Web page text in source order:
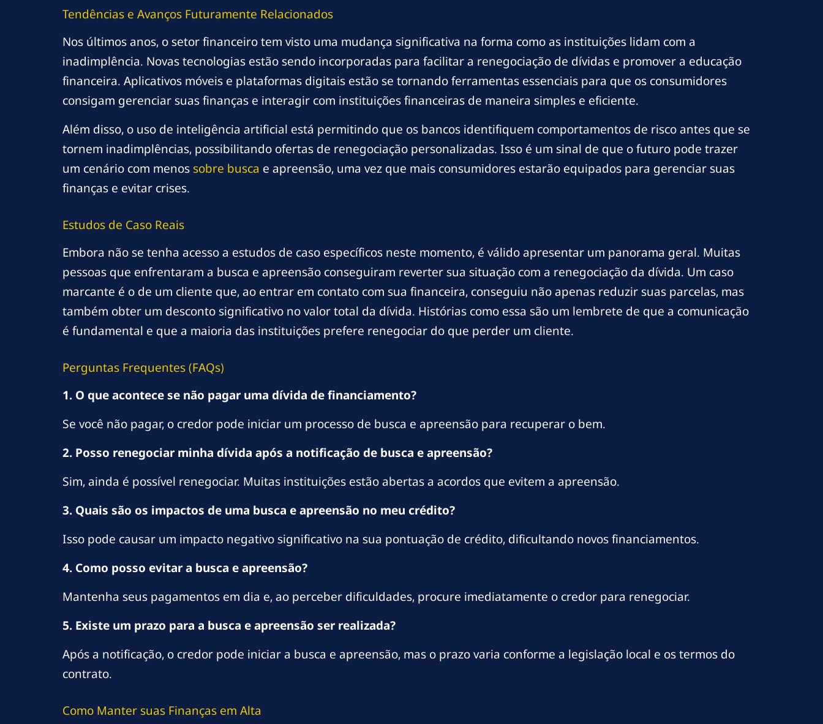
Tendências e Avanços Futuramente Relacionados
Nos últimos anos, o setor financeiro tem visto uma mudança significativa na forma como as instituições lidam com a
inadimplência. Novas tecnologias estão sendo incorporadas para facilitar a renegociação de dívidas e promover a educação
financeira. Aplicativos móveis e plataformas digitais estão se tornando ferramentas essenciais para que os consumidores
consigam gerenciar suas finanças e interagir com instituições financeiras de maneira simples e eficiente.
Além disso, o uso de inteligência artificial está permitindo que os bancos identifiquem comportamentos de risco antes que se
tornem inadimplências, possibilitando ofertas de renegociação personalizadas. Isso é um sinal de que o futuro pode trazer
um cenário com menossobre busca e apreensão, uma vez que mais consumidores estarão equipados para gerenciar suas
finanças e evitar crises.
Estudos de Caso Reais
Embora não se tenha acesso a estudos de caso específicos neste momento, é válido apresentar um panorama geral. Muitas
pessoas que enfrentaram a busca e apreensão conseguiram reverter sua situação com a renegociação da dívida. Um caso
marcante é o de um cliente que, ao entrar em contato com sua financeira, conseguiu não apenas reduzir suas parcelas, mas
também obter um desconto significativo no valor total da dívida. Histórias como essa são um lembrete de que a comunicação
é fundamental e que a maioria das instituições prefere renegociar do que perder um cliente.
Perguntas Frequentes (FAQs)
1. O que acontece se não pagar uma dívida de financiamento?
Se você não pagar, o credor pode iniciar um processo de busca e apreensão para recuperar o bem.
2. Posso renegociar minha dívida após a notificação de busca e apreensão?
Sim, ainda é possível renegociar. Muitas instituições estão abertas a acordos que evitem a apreensão.
3. Quais são os impactos de uma busca e apreensão no meu crédito?
Isso pode causar um impacto negativo significativo na sua pontuação de crédito, dificultando novos financiamentos.
4. Como posso evitar a busca e apreensão?
Mantenha seus pagamentos em dia e, ao perceber dificuldades, procure imediatamente o credor para renegociar.
5. Existe um prazo para a busca e apreensão ser realizada?
Após a notificação, o credor pode iniciar a busca e apreensão, mas o prazo varia conforme a legislação local e os termos do
contrato.
Como Manter suas Finanças em Alta